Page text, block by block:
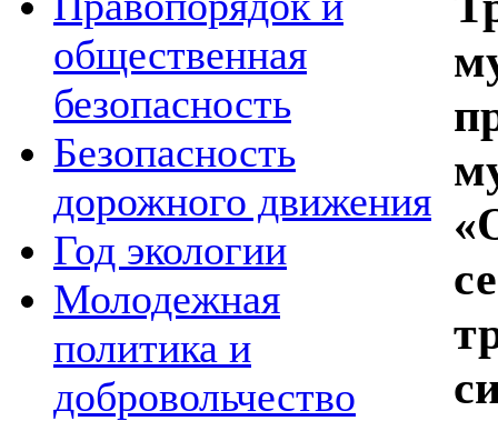
общественная
безопасность
Безопасность
дорожного движения
Год экологии
Молодежная
политика и
добровольчество